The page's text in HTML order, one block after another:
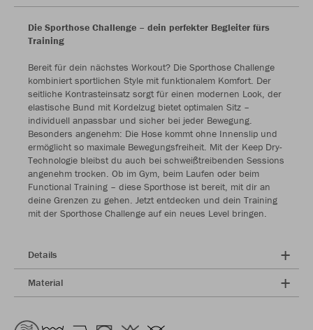
Die Sporthose Challenge – dein perfekter Begleiter fürs
Training
Bereit für dein nächstes Workout? Die Sporthose Challenge
kombiniert sportlichen Style mit funktionalem Komfort. Der
seitliche Kontrasteinsatz sorgt für einen modernen Look, der
elastische Bund mit Kordelzug bietet optimalen Sitz –
individuell anpassbar und sicher bei jeder Bewegung.
Besonders angenehm: Die Hose kommt ohne Innenslip und
ermöglicht so maximale Bewegungsfreiheit. Mit der Keep Dry-
Technologie bleibst du auch bei schweißtreibenden Sessions
angenehm trocken. Ob im Gym, beim Laufen oder beim
Functional Training – diese Sporthose ist bereit, mit dir an
deine Grenzen zu gehen. Jetzt entdecken und dein Training
mit der Sporthose Challenge auf ein neues Level bringen.
Details
Material